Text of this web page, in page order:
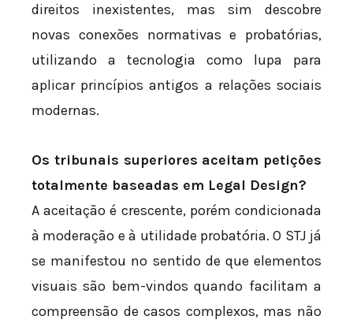
direitos inexistentes, mas sim descobre
novas conexões normativas e probatórias,
utilizando a tecnologia como lupa para
aplicar princípios antigos a relações sociais
modernas.
Os tribunais superiores aceitam petições
totalmente baseadas em Legal Design?
A aceitação é crescente, porém condicionada
à moderação e à utilidade probatória. O STJ já
se manifestou no sentido de que elementos
visuais são bem-vindos quando facilitam a
compreensão de casos complexos, mas não